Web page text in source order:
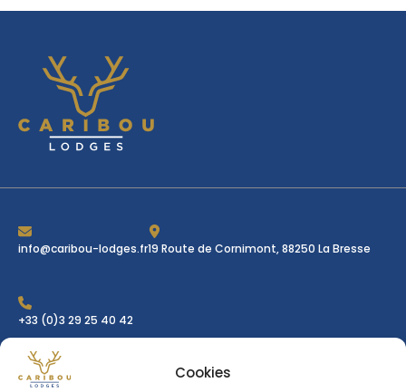
Cookies
info@caribou-lodges.fr19 Route de Cornimont, 88250 La Bresse
+33 (0)3 29 25 40 42